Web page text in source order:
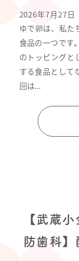
2026年7月27日
ゆで卵は、私た
食品の一つです
のトッピングと
する食品として
回は...
【武蔵
防歯科】